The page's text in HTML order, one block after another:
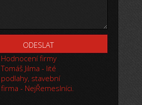
Hodnocení firmy
Tomáš Jilma - lité
podlahy, stavební
firma - NejŘemeslníci.